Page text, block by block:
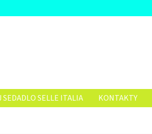
SEDADLO SELLE ITALIA KONTAKTY